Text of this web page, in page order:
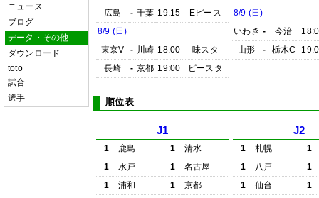
ニュース
ブログ
データ・その他
ダウンロード
toto
試合
選手
広島
- 千葉 19:15
Eピース
8/9 (日)
東京V
- 川崎 18:00
味スタ
長崎
- 京都 19:00 ピースタ
8/9 (日)
いわき - 今治
山形
- 栃木C
順位表
J1
1 鹿島 1
清水
1
水戸 1
名古屋
1
浦和 1
京都
J2
1 札幌
1
1
八戸
1
1
仙台
1